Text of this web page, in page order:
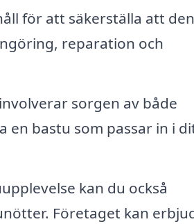
för att säkerställa att den
reparation och
sorgen av både
en bastu som passar in i
kan du också
Företaget kan